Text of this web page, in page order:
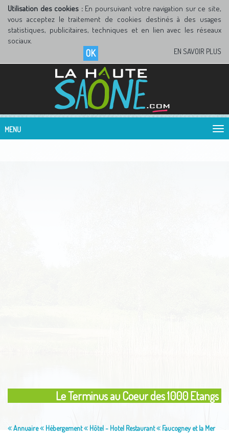
Utilisation des cookies : En poursuivant votre navigation sur ce site,
vous acceptez le traitement de cookies destinés à des usages
statistiques, publicitaires, techniques et en lien avec les réseaux
sociaux.
OK EN SAVOIR PLUS
MENU
Le Terminus au Coeur des 1000 Etangs
Annuaire Hébergement Hôtel - Hotel Restaurant Faucogney et la Mer